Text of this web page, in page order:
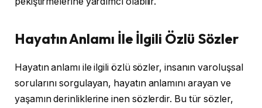
Hayatın Anlamı İle İlgili Özlü Sözler
Hayatın anlamı ile ilgili özlü sözler, insanın varoluşsal
sorularını sorgulayan, hayatın anlamını arayan ve
yaşamın derinliklerine inen sözlerdir. Bu tür sözler,